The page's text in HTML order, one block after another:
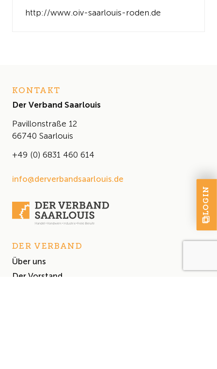
http://www.oiv-saarlouis-roden.de
KONTAKT
Der Verband Saarlouis
Pavillonstraße 12
66740 Saarlouis
+49 (0) 6831 460 614
info@derverbandsaarlouis.de
DER VERBAND
Über uns
Der Vorstand
LOGIN